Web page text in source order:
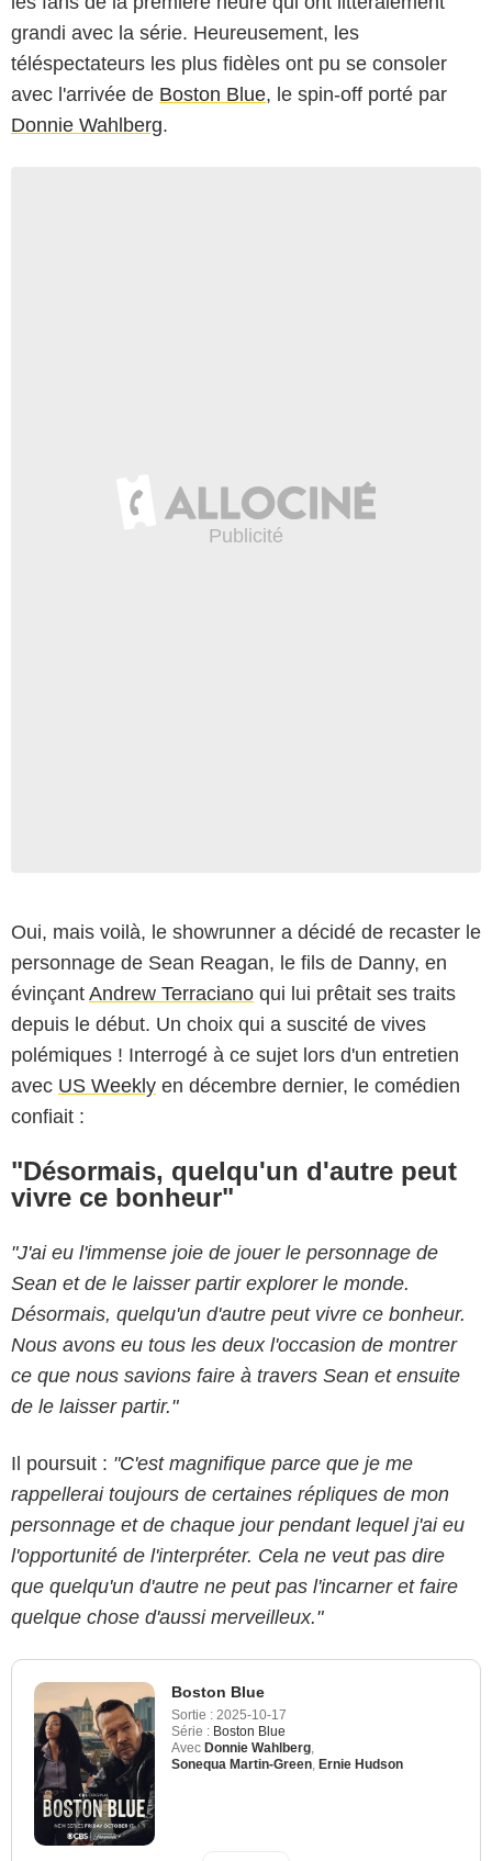
grandi avec la série. Heureusement, les
téléspectateurs les plus fidèles ont pu se consoler
avec l'arrivée de Boston Blue, le spin-off porté par
Donnie Wahlberg.
Oui, mais voilà, le showrunner a décidé de recaster le
personnage de Sean Reagan, le fils de Danny, en
évinçant Andrew Terraciano qui lui prêtait ses traits
depuis le début. Un choix qui a suscité de vives
polémiques ! Interrogé à ce sujet lors d'un entretien
avec US Weekly en décembre dernier, le comédien
confiait :
"Désormais, quelqu'un d'autre peut
vivre ce bonheur"
"J'ai eu l'immense joie de jouer le personnage de
Sean et de le laisser partir explorer le monde.
Désormais, quelqu'un d'autre peut vivre ce bonheur.
Nous avons eu tous les deux l'occasion de montrer
ce que nous savions faire à travers Sean et ensuite
de le laisser partir."
Il poursuit : "C'est magnifique parce que je me
rappellerai toujours de certaines répliques de mon
personnage et de chaque jour pendant lequel j'ai eu
l'opportunité de l'interpréter. Cela ne veut pas dire
que quelqu'un d'autre ne peut pas l'incarner et faire
quelque chose d'aussi merveilleux."
Boston Blue
Sortie : 2025-10-17
Série : Boston Blue
Avec Donnie Wahlberg
Sonequa Martin-Green Ernie Hudson